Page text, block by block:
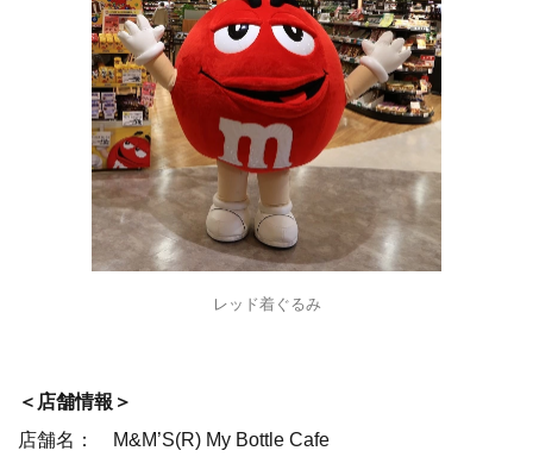
レッド着ぐるみ
＜店舗情報＞
店舗名： M&M’S(R) My Bottle Cafe